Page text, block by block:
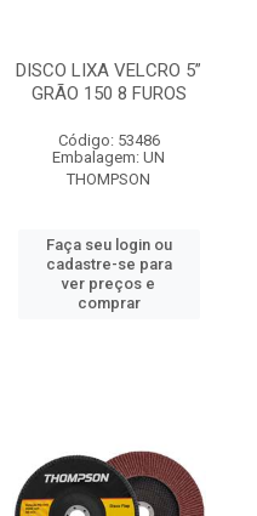
DISCO LIXA VELCRO 5”
GRÃO 150 8 FUROS
Código: 53486
Embalagem: UN
THOMPSON
Faça seu login ou
cadastre-se para
ver preços e
comprar